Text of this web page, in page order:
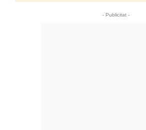
- Publicitat -